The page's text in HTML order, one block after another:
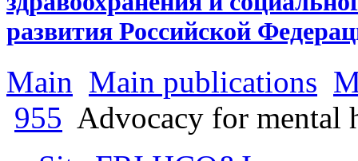
Main Main publications
955 Advocacy for mental